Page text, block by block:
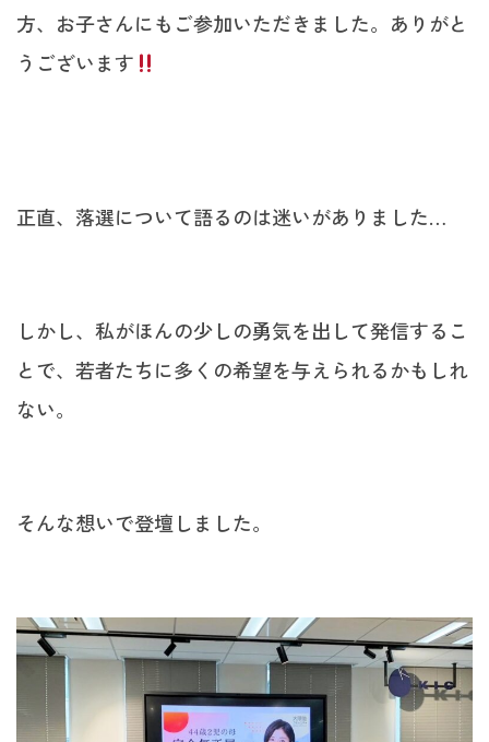
方、お子さんにもご参加いただきました。ありがと
うございます
正直、落選について語るのは迷いがありました…
しかし、私がほんの少しの勇気を出して発信するこ
とで、若者たちに多くの希望を与えられるかもしれ
ない。
そんな想いで登壇しました。